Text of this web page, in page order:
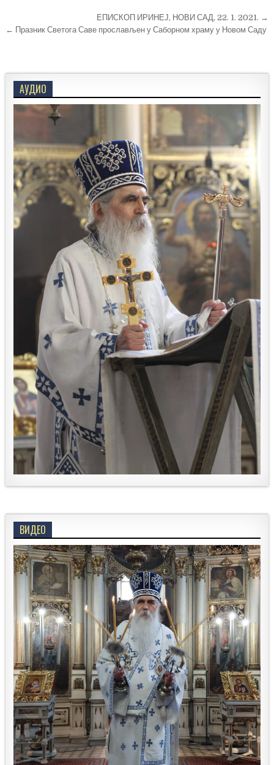
чланка
ЕПИСКОП ИРИНЕЈ, НОВИ САД, 22. 1. 2021. →
← Празник Светога Саве прослављен у Саборном храму у Новом Саду
АУДИО
ВИДЕО